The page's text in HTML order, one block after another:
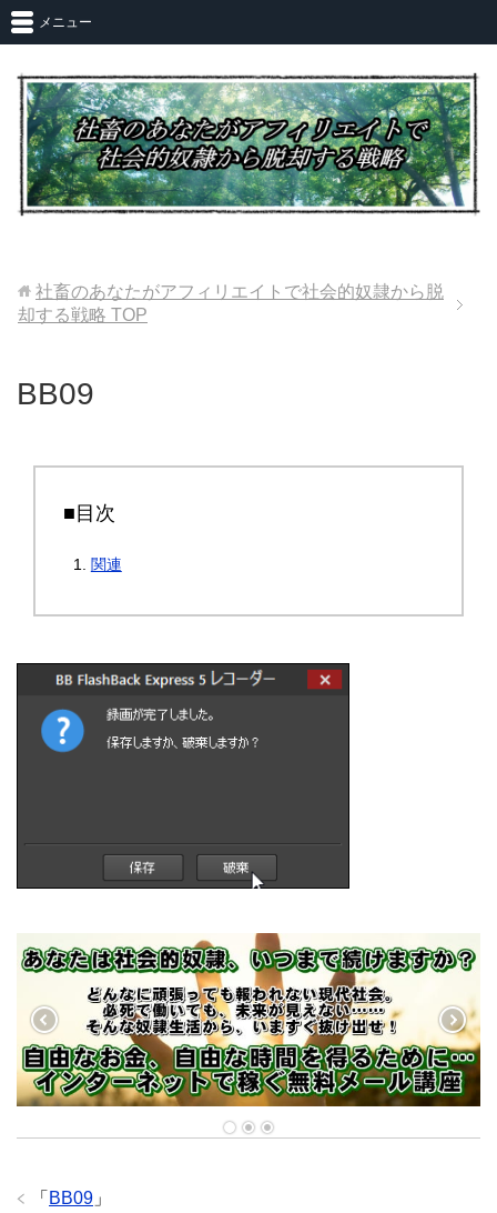
メニュー
社畜のあなたがアフィリエイトで社会的奴隷から脱
却する戦略 TOP
BB09
■目次
関連
「 BB09 」